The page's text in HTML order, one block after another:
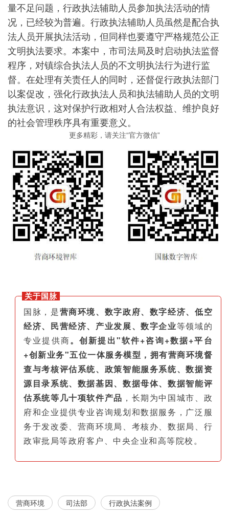
量不足问题，行政执法辅助人员参加执法活动的情
况，已经较为普遍。行政执法辅助人员虽然是配合执
法人员开展执法活动，但同样也要遵守严格规范公正
文明执法要求。本案中，市司法局及时启动执法监督
程序，对镇综合执法人员的不文明执法行为进行监
督。在处理有关责任人的同时，还督促行政执法部门
以案促改，强化行政执法人员和执法辅助人员的文明
执法意识，这对保护行政相对人合法权益、维护良好
的社会管理秩序具有重要意义。
更多精彩，请关注“官方微信”
关于国脉
国脉，是营商环境、数字政府、数字经济、低空
经济、民营经济、产业发展、数字企业等领域的
专业提供商。创新提出"软件+咨询+数据+平台
+创新业务"五位一体服务模型，拥有营商环境督
查与考核评估系统、政策智能服务系统、数据资
源目录系统、数据基因、数据母体、数据智能评
估系统等几十项软件产品 ，长期为中国城市、政
府和企业提供专业咨询规划和数据服务，广泛服
务于发改委、营商环境局、考核办、数据局、行
政审批局等政府客户、中央企业和高等院校。
营商环境 司法部 行政执法案例